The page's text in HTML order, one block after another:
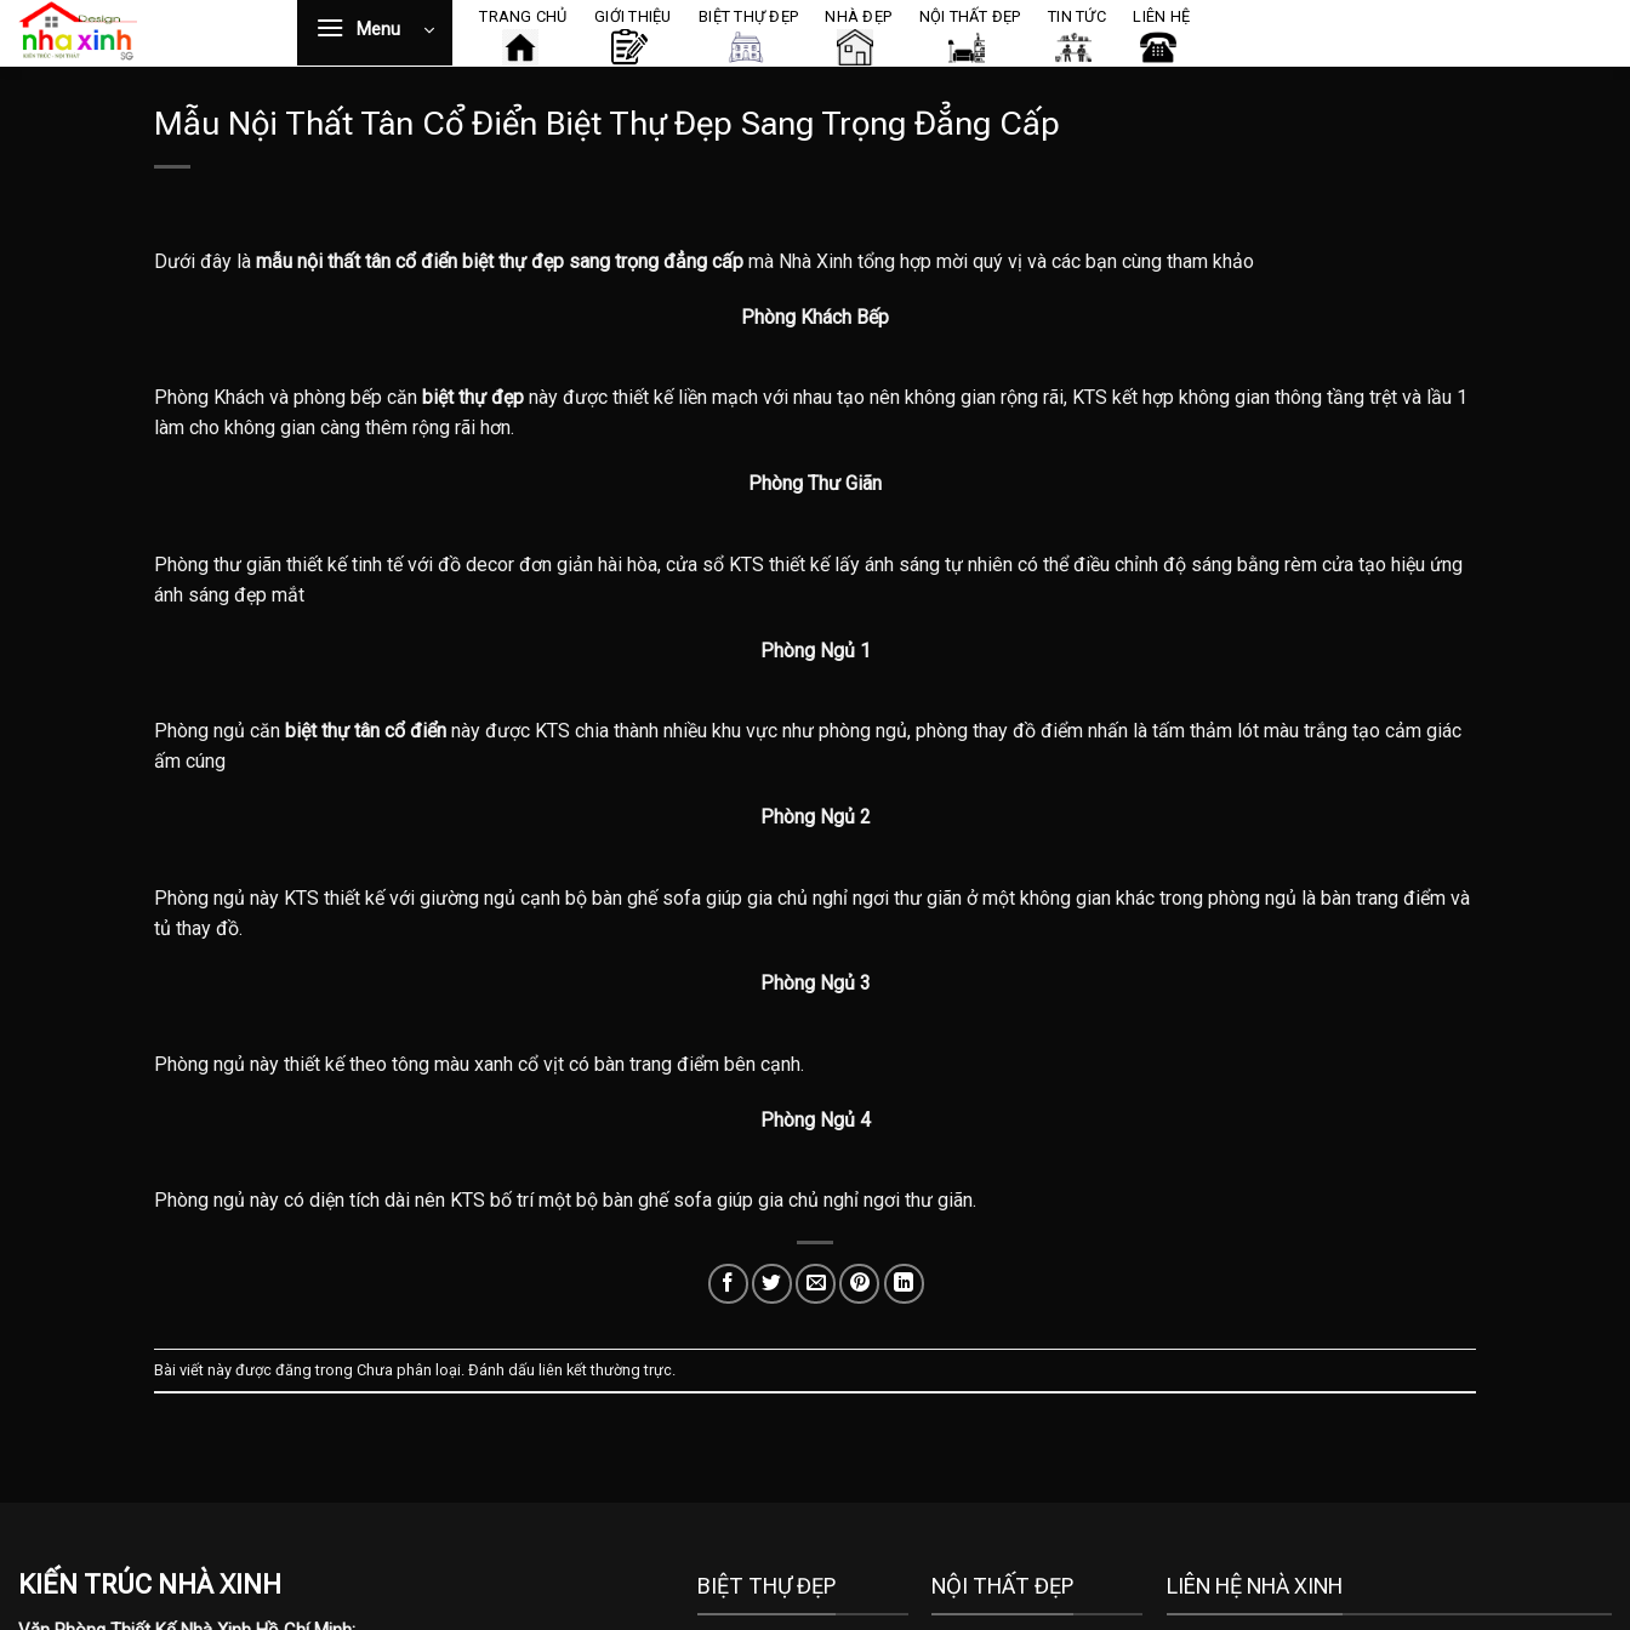
Bỏ
qua
nội
Menu
TRANG CHỦ GIỚI THIỆU BIỆT THỰ ĐẸP NHÀ ĐẸP NỘI THẤT ĐẸP TIN TỨC LIÊN HỆ
Mẫu Nội Thất Tân Cổ Điển Biệt Thự Đẹp Sang Trọng Đẳng Cấp
Dưới đây là mẫu nội thất tân cổ điển biệt thự đẹp sang trọng đẳng cấp mà Nhà Xinh tổng hợp mời quý vị và các bạn cùng tham khảo
Phòng Khách Bếp
Phòng Khách và phòng bếp căn biệt thự đẹp này được thiết kế liền mạch với nhau tạo nên không gian rộng rãi, KTS kết hợp không gian thông tầng trệt và lầu 1
làm cho không gian càng thêm rộng rãi hơn.
Phòng Thư Giãn
Phòng thư giãn thiết kế tinh tế với đồ decor đơn giản hài hòa, cửa sổ KTS thiết kế lấy ánh sáng tự nhiên có thể điều chỉnh độ sáng bằng rèm cửa tạo hiệu ứng
ánh sáng đẹp mắt
Phòng Ngủ 1
Phòng ngủ căn biệt thự tân cổ điển này được KTS chia thành nhiều khu vực như phòng ngủ, phòng thay đồ điểm nhấn là tấm thảm lót màu trắng tạo cảm giác
ấm cúng
Phòng Ngủ 2
Phòng ngủ này KTS thiết kế với giường ngủ cạnh bộ bàn ghế sofa giúp gia chủ nghỉ ngơi thư giãn ở một không gian khác trong phòng ngủ là bàn trang điểm và
tủ thay đồ.
Phòng Ngủ 3
Phòng ngủ này thiết kế theo tông màu xanh cổ vịt có bàn trang điểm bên cạnh.
Phòng Ngủ 4
Phòng ngủ này có diện tích dài nên KTS bố trí một bộ bàn ghế sofa giúp gia chủ nghỉ ngơi thư giãn.
Bài viết này được đăng trong Chưa phân loại. Đánh dấu liên kết thường trực
KIẾN TRÚC NHÀ XINH BIỆT THỰ ĐẸP NỘI THẤT ĐẸP LIÊN HỆ NHÀ XINH